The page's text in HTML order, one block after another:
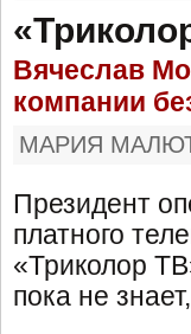
Вячеслав
компании
МАРИЯ
Президент
платного
«Триколор
пока не